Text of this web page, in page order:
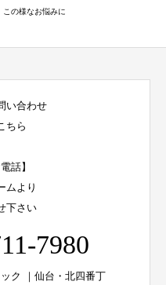
この様なお悩みに
い合わせ
ちら
話】
ムより
下さい
7980
ク ｜仙台・北四番丁